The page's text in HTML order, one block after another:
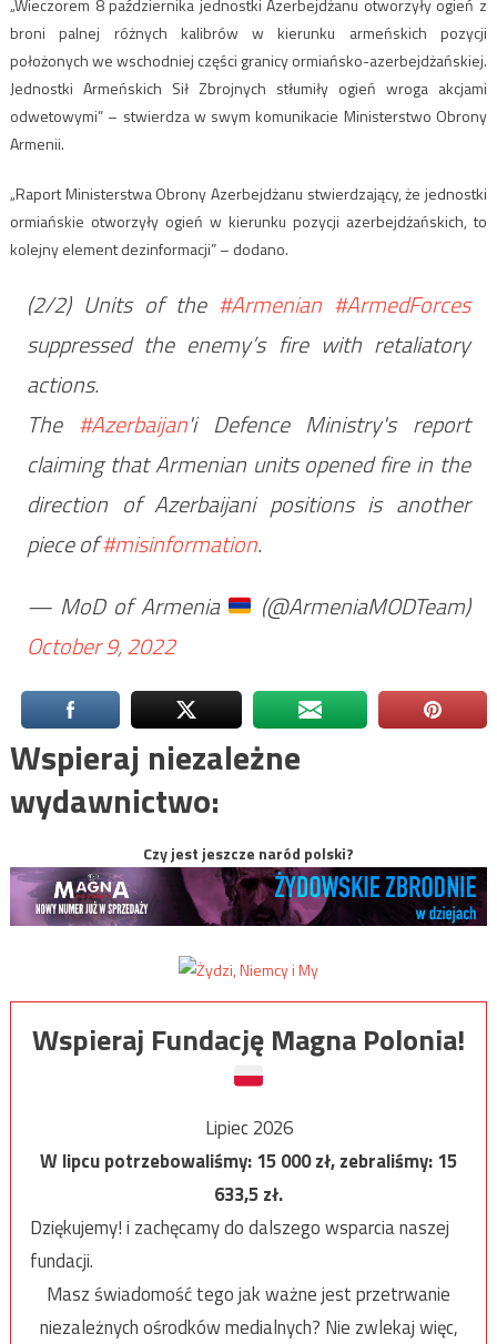
broni palnej różnych kalibrów w kierunku armeńskich pozycji
położonych we wschodniej części granicy ormiańsko-azerbejdżańskiej.
Jednostki Armeńskich Sił Zbrojnych stłumiły ogień wroga akcjami
odwetowymi” – stwierdza w swym komunikacie Ministerstwo Obrony
Armenii.
„Raport Ministerstwa Obrony Azerbejdżanu stwierdzający, że jednostki
ormiańskie otworzyły ogień w kierunku pozycji azerbejdżańskich, to
kolejny element dezinformacji” – dodano.
(2/2) Units of the #Armenian #ArmedForces
suppressed the enemy’s fire with retaliatory
actions.
The #Azerbaijan'i Defence Ministry's report
claiming that Armenian units opened fire in the
direction of Azerbaijani positions is another
piece of#misinformation.
— MoD of Armenia
(@ArmeniaMODTeam)
October 9, 2022
Wspieraj niezależne
wydawnictwo:
Czy jest jeszcze naród polski?
Wspieraj Fundację Magna Polonia!
Lipiec 2026
W lipcu potrzebowaliśmy:15 000zł, zebraliśmy:15
633,5zł.
Dziękujemy! i zachęcamy do dalszego wsparcia naszej
fundacji.
Masz świadomość tego jak ważne jest przetrwanie
niezależnych ośrodków medialnych? Nie zwlekaj więc,